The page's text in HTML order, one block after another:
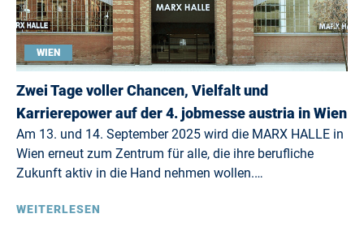
WIEN
Zwei Tage voller Chancen, Vielfalt und
Karrierepower auf der 4. jobmesse austria in Wien
Am 13. und 14. September 2025 wird die MARX HALLE in
Wien erneut zum Zentrum für alle, die ihre berufliche
Zukunft aktiv in die Hand nehmen wollen.…
WEITERLESEN